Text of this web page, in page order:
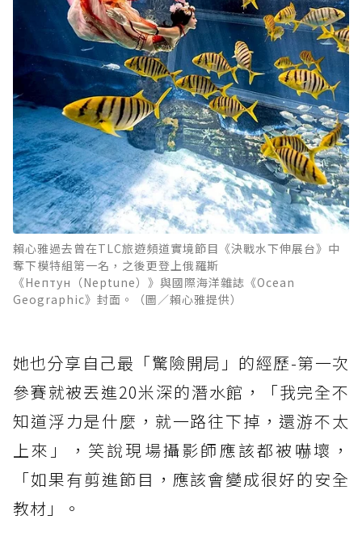
賴心雅過去曾在TLC旅遊頻道實境節目《決戰水下伸展台》中
奪下模特組第一名，之後更登上俄羅斯
《Нептун（Neptune）》與國際海洋雜誌《Ocean
Geographic》封面。（圖／賴心雅提供）
她也分享自己最「驚險開局」的經歷-第一次
參賽就被丟進20米深的潛水館，「我完全不
知道浮力是什麼，就一路往下掉，還游不太
上來」，笑說現場攝影師應該都被嚇壞，
「如果有剪進節目，應該會變成很好的安全
教材」。